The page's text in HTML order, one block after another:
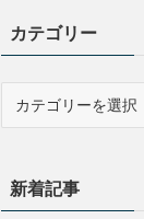
カテゴリー
ー新着記事